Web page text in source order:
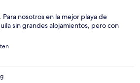
nosotros en la mejor playa de
sin grandes alojamientos, pero con